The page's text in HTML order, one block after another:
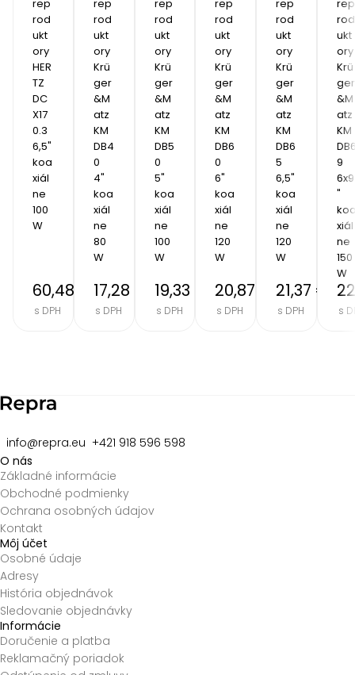
rep
rod
ukt
ory
HER
TZ
DC
X17
0.3
6,5"
koa
xiál
ne
100
W
60,48 €
s DPH
rep
rod
ukt
ory
Krü
ger
&M
atz
KM
DB4
0
4"
koa
xiál
ne
80
W
17,28 €
s DPH
rep
rod
ukt
ory
Krü
ger
&M
atz
KM
DB5
0
5"
koa
xiál
ne
100
W
19,33 €
s DPH
rep
rod
ukt
ory
Krü
ger
&M
atz
KM
DB6
0
6"
koa
xiál
ne
120
W
20,87 €
s DPH
rep
rod
ukt
ory
Krü
ger
&M
atz
KM
DB6
5
6,5"
koa
xiál
ne
120
W
21,37 €
s DPH
rep
rod
ukt
ory
Krü
ger
&M
atz
KM
9
6x9
"
xiál
ne
150
W
s
info@repra.eu +421 918 596 598
O nás
Základné informácie
Obchodné podmienky
Ochrana osobných údajov
Kontakt
Môj účet
Osobné údaje
Adresy
História objednávok
Sledovanie objednávky
Informácie
Doručenie a platba
Reklamačný poriadok